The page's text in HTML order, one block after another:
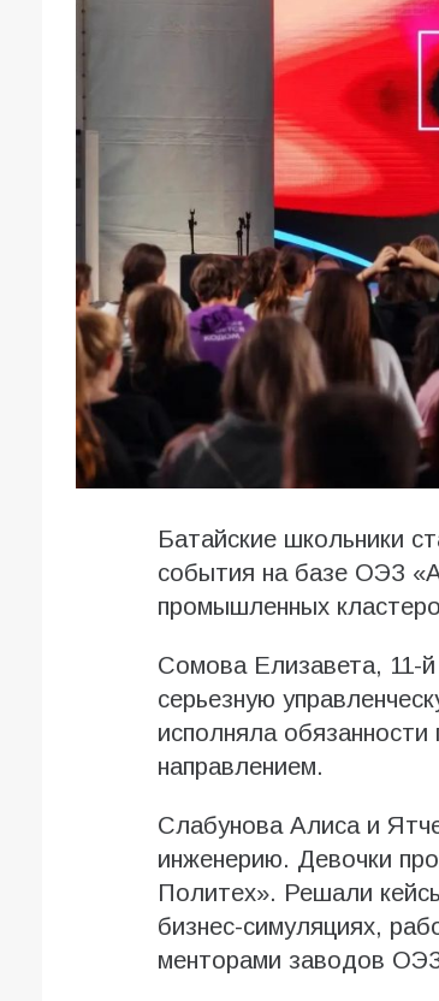
Батайские школьники
события на базе ОЭЗ
промышленных
Сомова Елизавета, 11-
серьезную
исполняла обязанности
направлением.
Слабунова Алиса и
инженерию. Девочки
Политех». Решали
бизнес-симуляциях,
менторами заводов